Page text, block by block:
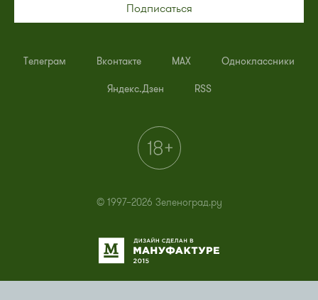
Подписаться
Телеграм Вконтакте MAX Одноклассники
Яндекс.Дзен RSS
© 1997–2026 Зеленоград.ру